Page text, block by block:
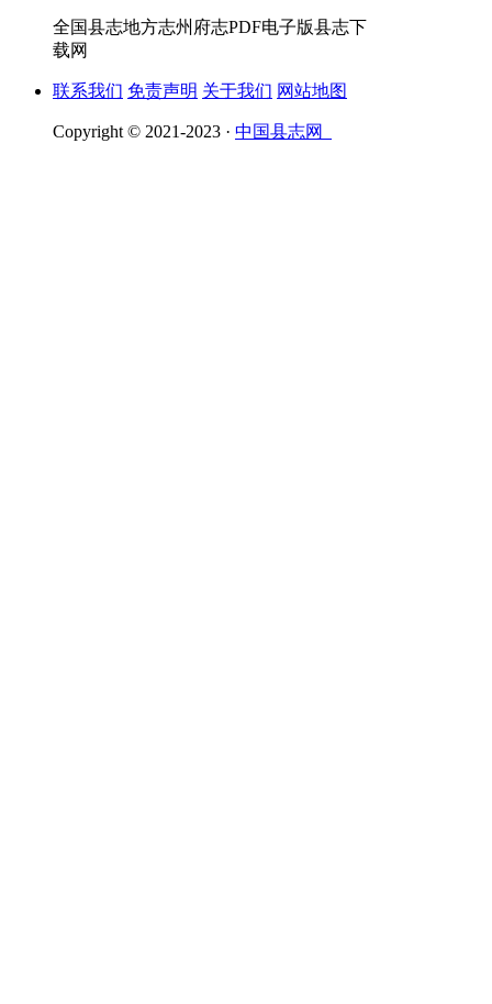
全国县志地方志州府志PDF电子版县志下
载网
联系我们 免责声明 关于我们 网站地图
Copyright © 2021-2023 · 中国县志网